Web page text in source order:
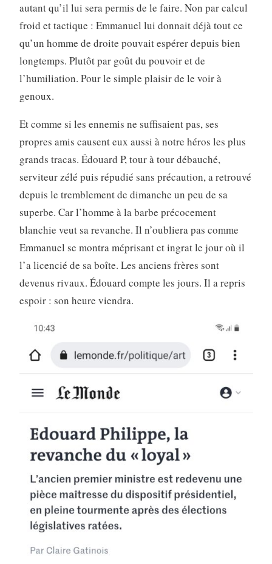
autant qu’il lui sera permis de le faire. Non par calcul
froid et tactique : Emmanuel lui donnait déjà tout ce
qu’un homme de droite pouvait espérer depuis bien
longtemps. Plutôt par goût du pouvoir et de
l’humiliation. Pour le simple plaisir de le voir à
genoux.
Et comme si les ennemis ne suffisaient pas, ses
propres amis causent eux aussi à notre héros les plus
grands tracas. Édouard P, tour à tour débauché,
serviteur zélé puis répudié sans précaution, a retrouvé
depuis le tremblement de dimanche un peu de sa
superbe. Car l’homme à la barbe précocement
blanchie veut sa revanche. Il n’oubliera pas comme
Emmanuel se montra méprisant et ingrat le jour où il
l’a licencié de sa boîte. Les anciens frères sont
devenus rivaux. Édouard compte les jours. Il a repris
espoir : son heure viendra.